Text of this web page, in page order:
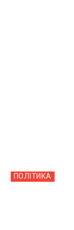
ПОЛІТИКА